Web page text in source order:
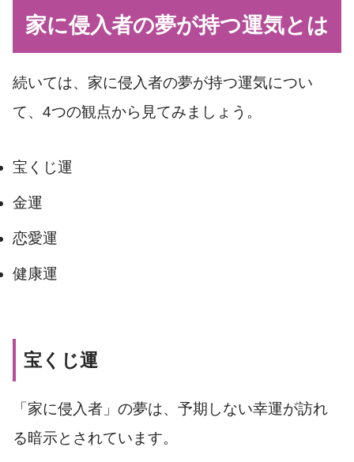
家に侵入者の夢が持つ運気とは
続いては、家に侵入者の夢が持つ運気につい
て、4つの観点から見てみましょう。
宝くじ運
金運
恋愛運
健康運
宝くじ運
「家に侵入者」の夢は、予期しない幸運が訪れ
る暗示とされています。